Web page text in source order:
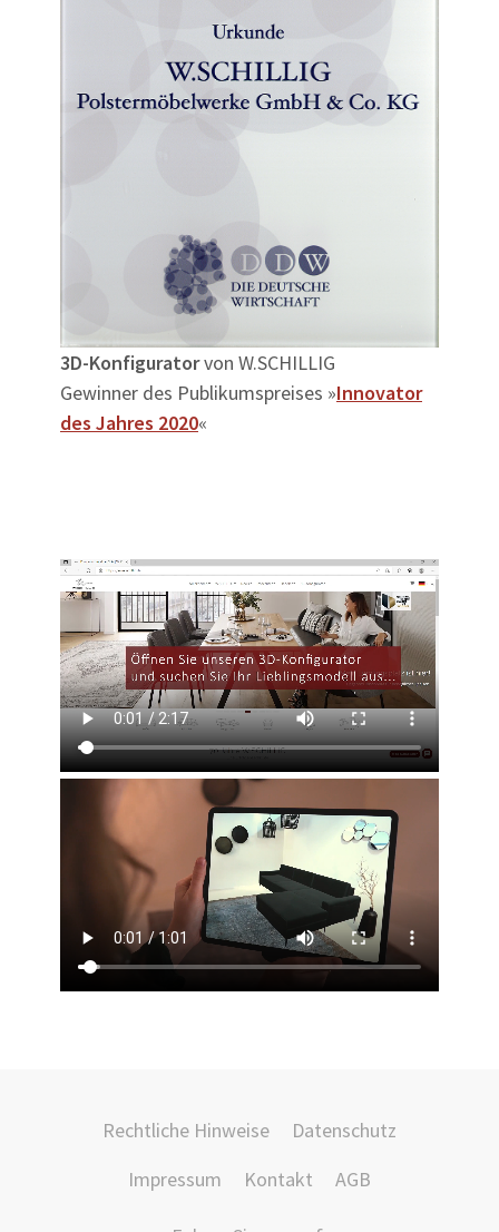
3D-Konfiguratorvon W.SCHILLIG
Gewinner des Publikumspreises »Innovator
des Jahres 2020«
Rechtliche Hinweise
Datenschutz
Impressum
Kontakt AGB